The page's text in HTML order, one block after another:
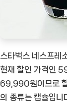
스타벅스 네스프레
현재 할인 가격인
69,990원이므로
의 종류는 캡슐입니